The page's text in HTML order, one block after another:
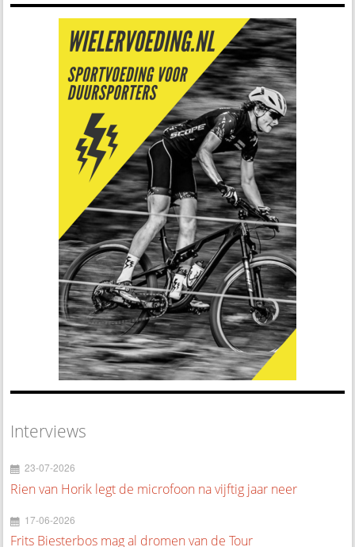
Interviews
23-07-2026
Rien van Horik legt de microfoon na vijftig jaar neer
17-06-2026
Frits Biesterbos mag al dromen van de Tour